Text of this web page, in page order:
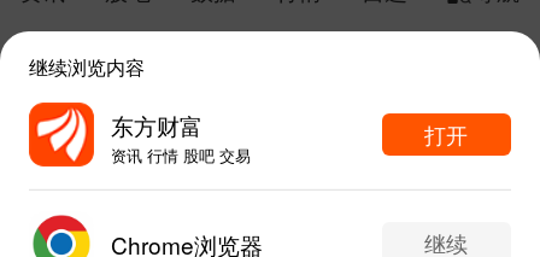
给网站提点意见 下载APP
东方财富APP内打开
继续浏览内容
东方财富
资讯 行情 股吧 交易
打开
Chrome浏览器 继续